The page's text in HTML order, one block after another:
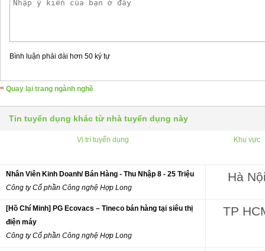
Bình luận phải dài hơn 50 ký tự
Quay lại trang ngành nghề
Tin tuyển dụng khác từ nhà tuyển dụng này
Vị trí tuyển dụng Khu vực
Nhân Viên Kinh Doanh/ Bán Hàng - Thu Nhập 8 - 25 Triệu
Công ty Cổ phần Công nghệ Hợp Long
Hà
[Hồ Chí Minh] PG Ecovacs – Tineco bán hàng tại siêu thị
điện máy
Công ty Cổ phần Công nghệ Hợp Long
TP